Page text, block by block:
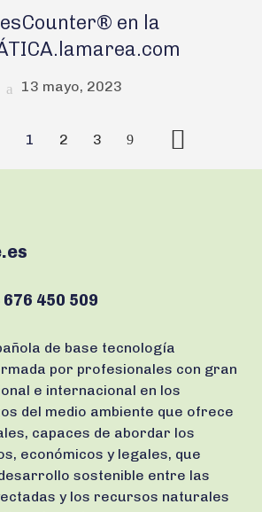
en la
13 mayo, 2023
1 2 3
676 450 509
de base tecnología
por profesionales con gran
e internacional en los
del medio ambiente que ofrece
capaces de abordar los
económicos y legales, que
sostenible entre las
y los recursos naturales